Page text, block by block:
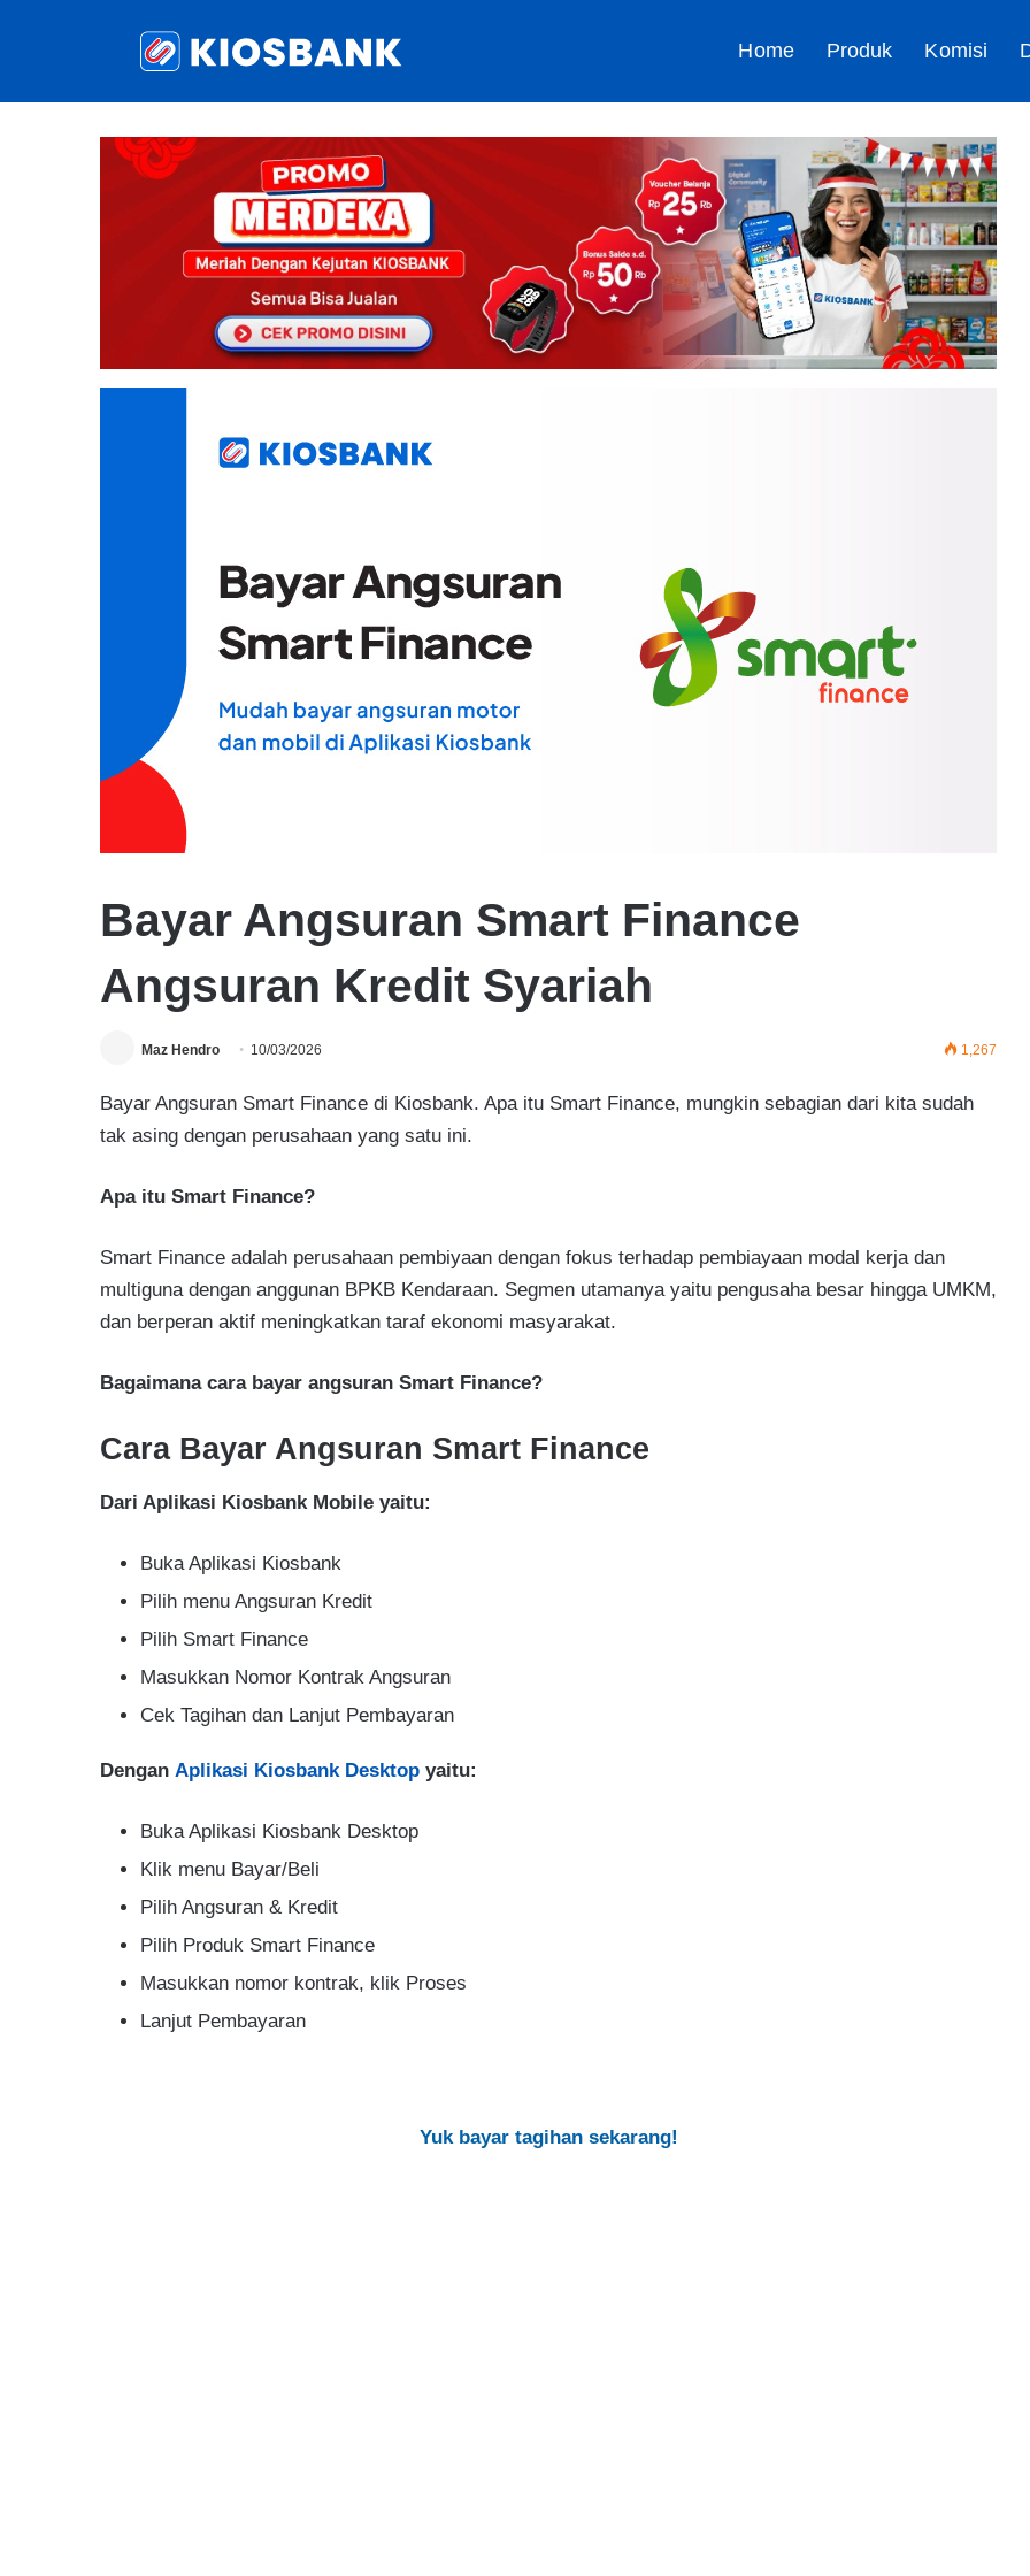
Home Produk Komisi
Bayar Angsuran Smart Finance
Angsuran Kredit Syariah
Maz Hendro 10/03/2026 1,267
Bayar Angsuran Smart Finance di Kiosbank. Apa itu Smart Finance, mungkin sebagian dari kita sudah
tak asing dengan perusahaan yang satu ini.
Apa itu Smart Finance?
Smart Finance adalah perusahaan pembiyaan dengan fokus terhadap pembiayaan modal kerja dan
multiguna dengan anggunan BPKB Kendaraan. Segmen utamanya yaitu pengusaha besar hingga UMKM,
dan berperan aktif meningkatkan taraf ekonomi masyarakat.
Bagaimana cara bayar angsuran Smart Finance?
Cara Bayar Angsuran Smart Finance
Dari Aplikasi Kiosbank Mobile yaitu:
Buka Aplikasi Kiosbank
Pilih menu Angsuran Kredit
Pilih Smart Finance
Masukkan Nomor Kontrak Angsuran
Cek Tagihan dan Lanjut Pembayaran
Dengan Aplikasi Kiosbank Desktop yaitu:
Buka Aplikasi Kiosbank Desktop
Klik menu Bayar/Beli
Pilih Angsuran & Kredit
Pilih Produk Smart Finance
Masukkan nomor kontrak, klik Proses
Lanjut Pembayaran
Yuk bayar tagihan sekarang!